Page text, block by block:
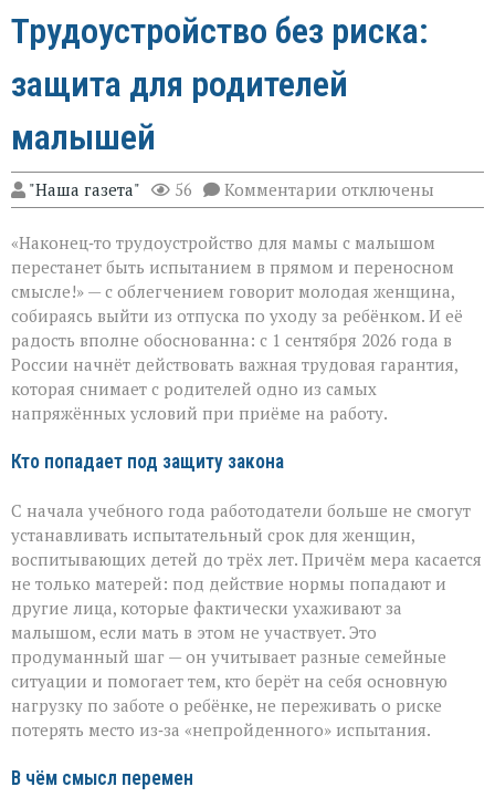
Трудоустройство без риска:
защита для родителей
малышей
"Наша газета" 56 Комментарии к
записи
без
риска:
защита
для
родителей
малышей
отключены
«Наконец‑то трудоустройство для мамы с малышом
перестанет быть испытанием в прямом и переносном
смысле!» — с облегчением говорит молодая женщина,
собираясь выйти из отпуска по уходу за ребёнком. И её
радость вполне обоснованна: с 1 сентября 2026 года в
России начнёт действовать важная трудовая гарантия,
которая снимает с родителей одно из самых
напряжённых условий при приёме на работу.
Кто попадает под защиту закона
С начала учебного года работодатели больше не смогут
устанавливать испытательный срок для женщин,
воспитывающих детей до трёх лет. Причём мера касается
не только матерей: под действие нормы попадают и
другие лица, которые фактически ухаживают за
малышом, если мать в этом не участвует. Это
продуманный шаг — он учитывает разные семейные
ситуации и помогает тем, кто берёт на себя основную
нагрузку по заботе о ребёнке, не переживать о риске
потерять место из‑за «непройденного» испытания.
В чём смысл перемен